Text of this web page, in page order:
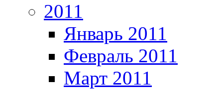
2011
Январь 2011
Февраль 2011
Март 2011